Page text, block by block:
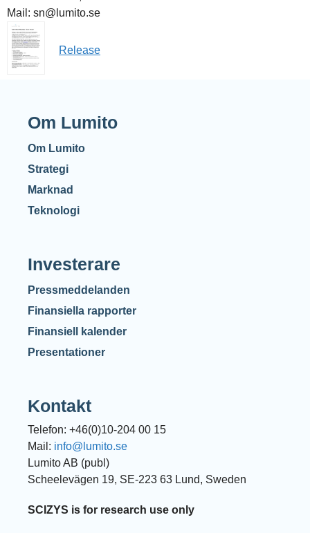
Mail: sn@lumito.se
Release
Om Lumito
Om Lumito
Strategi
Marknad
Teknologi
Investerare
Pressmeddelanden
Finansiella rapporter
Finansiell kalender
Presentationer
Kontakt
Telefon: +46(0)10-204 00 15
Mail: info@lumito.se
Lumito AB (publ)
Scheelevägen 19, SE-223 63 Lund, Sweden
SCIZYS is for research use only